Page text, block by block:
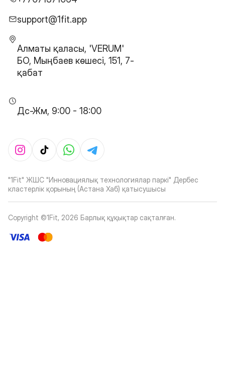
support@1fit.app
Алматы қаласы, 'VERUM'
БО, Мыңбаев көшесі, 151, 7-
қабат
Дс-Жм, 9:00 - 18:00
"1Fit" ЖШС "Инновациялық технологиялар паркі" Дербес
кластерлік қорының (Астана Хаб) қатысушысы
Copyright ©1Fit, 2026 Барлық құқықтар сақталған.